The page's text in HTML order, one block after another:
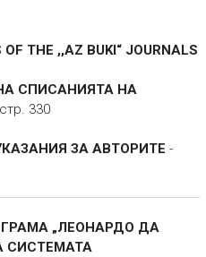
THE ,,AZ BUKI“ JOURNALS
СПИСАНИЯТА НА
330
УКАЗАНИЯ ЗА АВТОРИТЕ -
„ЛЕОНАРДО ДА
СИСТЕМАТА